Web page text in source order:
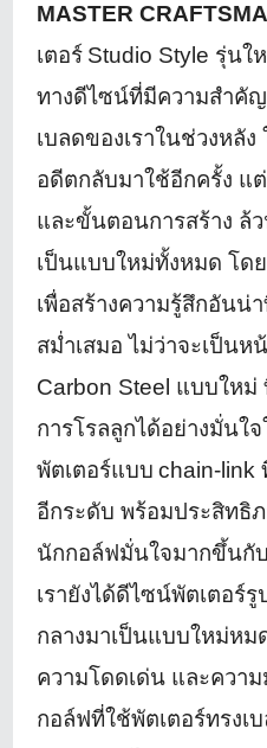
MASTER
เตอร์ Studio Style รุ่นใ
ทางดีไซน์ที่มีความสำคั
เบลดของเราในช่วงหลั
อดีตกลับมาใช้อีกครั้ง แ
และขั้นตอนการสร้าง ล้
เป็นแบบใหม่ทั้งหมด โด
เพื่อสร้างความรู้สึกอันน่
สม่ำเสมอ ไม่ว่าจะเป็นห
Carbon Steel แบบใหม่
การโรลลูกได้อย่างมั่นใ
พัตเตอร์แบบ chain-link
อีกระดับ พร้อมประสิทธิ
นักกอล์ฟมั่นใจมากขึ้นกั
เรายังได้ดีไซน์พัตเตอร์รู
กลางมาเป็นแบบใหม่หม
ความโดดเด่น และควา
กอล์ฟที่ใช้พัตเตอร์ทรงเ